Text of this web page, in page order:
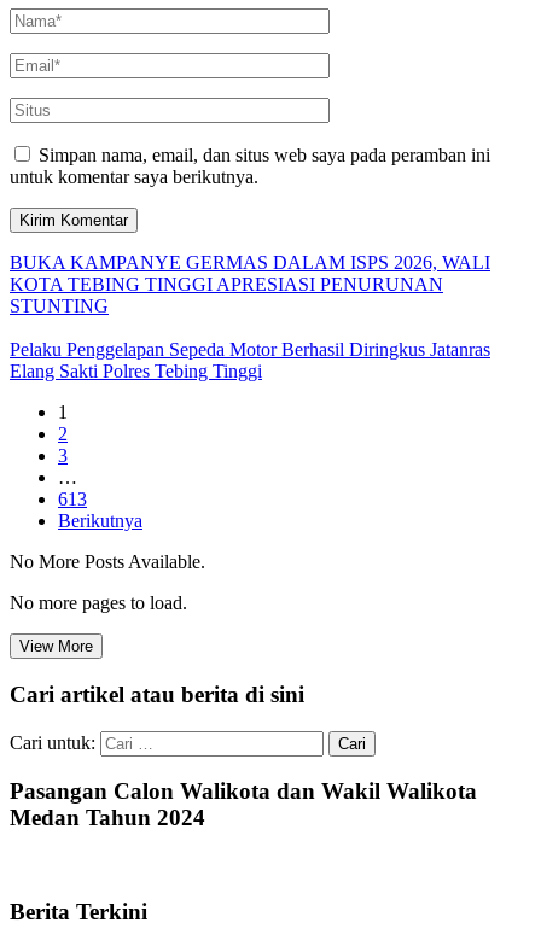
Simpan nama, email, dan situs web saya pada peramban ini
untuk komentar saya berikutnya.
BUKA KAMPANYE GERMAS DALAM ISPS 2026, WALI
KOTA TEBING TINGGI APRESIASI PENURUNAN
STUNTING
Pelaku Penggelapan Sepeda Motor Berhasil Diringkus Jatanras
Elang Sakti Polres Tebing Tinggi
1
2
3
…
613
Berikutnya
No More Posts Available.
No more pages to load.
View More
Cari artikel atau berita di sini
Cari untuk:
Pasangan Calon Walikota dan Wakil Walikota
Medan Tahun 2024
Berita Terkini